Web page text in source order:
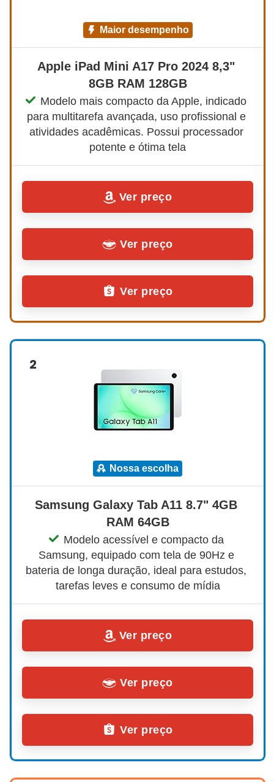
maior desempenho
Apple iPad Mini A17 Pro 2024 8,3"
8GB RAM 128GB
Modelo mais compacto da Apple, indicado
para multitarefa avançada, uso profissional e
atividades acadêmicas. Possui processador
potente e ótima tela
Ver preço
Ver preço
Ver preço
2
nossa escolha
Samsung Galaxy Tab A11 8.7" 4GB
RAM 64GB
Modelo acessível e compacto da
Samsung, equipado com tela de 90Hz e
bateria de longa duração, ideal para estudos,
tarefas leves e consumo de mídia
Ver preço
Ver preço
Ver preço